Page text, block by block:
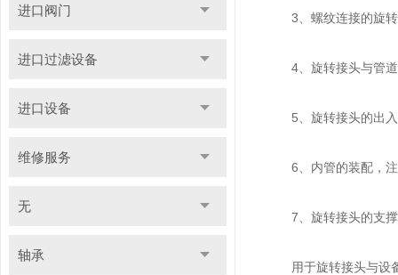
进口阀门
进口过滤设备
进口设备
维修服务
无
轴承
3、螺纹连接的旋转
4、旋转接头与管道
5、旋转接头的出入
6、内管的装配，注
7、旋转接头的支撑
用于旋转接头与设备